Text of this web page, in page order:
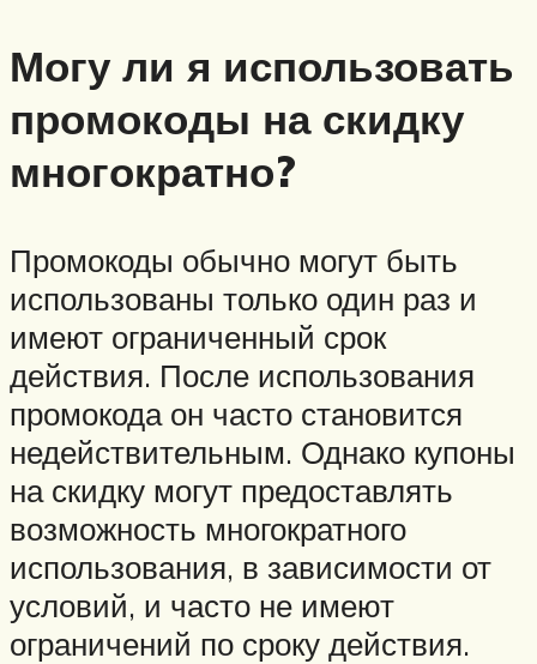
Могу ли я использовать
промокоды на скидку
многократно?
Промокоды обычно могут быть
использованы только один раз и
имеют ограниченный срок
действия. После использования
промокода он часто становится
недействительным. Однако купоны
на скидку могут предоставлять
возможность многократного
использования, в зависимости от
условий, и часто не имеют
ограничений по сроку действия.